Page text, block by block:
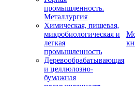
промышленность.
Металлургия
Химическая, пищевая,
микробиологическая и
легкая
промышленность
Деревообрабатывающая
и целлюлозно-
бумажная